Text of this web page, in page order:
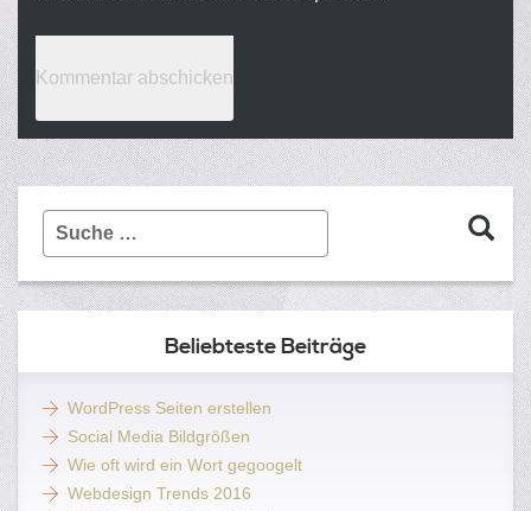
Suche
Beliebteste Beiträge
WordPress Seiten erstellen
Social Media Bildgrößen
Wie oft wird ein Wort gegoogelt
Webdesign Trends 2016